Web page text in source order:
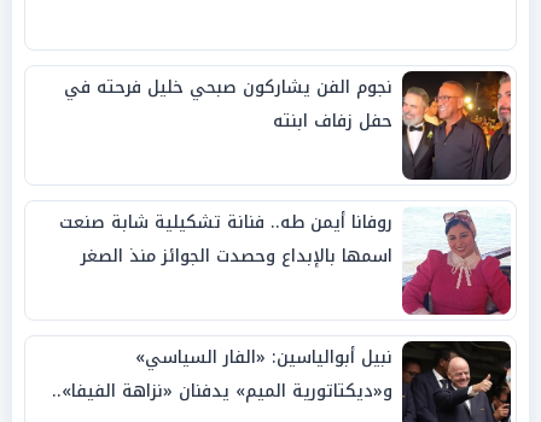
نجوم الفن يشاركون صبحي خليل فرحته في
حفل زفاف ابنته
روفانا أيمن طه.. فنانة تشكيلية شابة صنعت
اسمها بالإبداع وحصدت الجوائز منذ الصغر
نبيل أبوالياسين: «الفار السياسي»
و«ديكتاتورية الميم» يدفنان «نزاهة الفيفا»..